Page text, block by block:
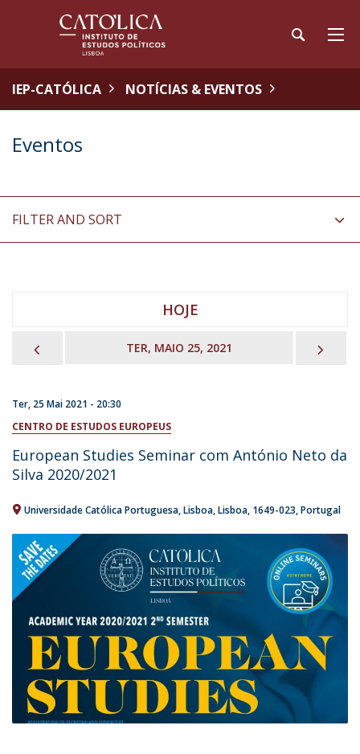
IEP-CATÓLICA NOTÍCIAS & EVENTOS
Eventos
FILTER AND SORT
HOJE
TER, MAIO 25, 2021
Ter, 25 Mai 2021 - 20:30
CENTRO DE ESTUDOS EUROPEUS
European Studies Seminar com António Neto da
Silva 2020/2021
Universidade Católica Portuguesa Lisboa Lisboa 1649-023 Portugal